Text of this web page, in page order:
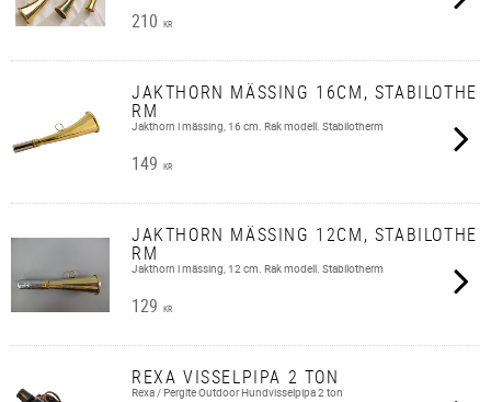
210 KR
JAKTHORN MÄSSING 16CM, STABILOTHE
RM
Jakthorn i mässing, 16 cm. Rak modell. Stabilotherm
149 KR
JAKTHORN MÄSSING 12CM, STABILOTHE
RM
Jakthorn i mässing, 12 cm. Rak modell. Stabilotherm
129 KR
REXA VISSELPIPA 2 TON
Rexa / Pergite Outdoor Hundvisselpipa 2 ton